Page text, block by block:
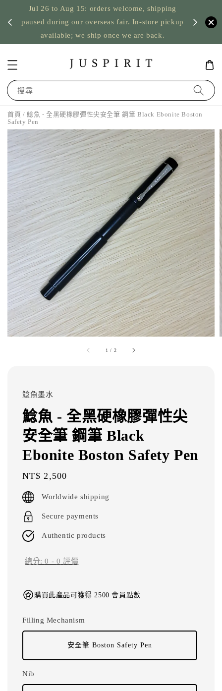
Jul 26 to Aug 15: orders welcome, shipping
paused during our overseas fair. In-store pickup
available; we ship once we are back.
US
搜尋
首頁 / 鯰魚 - 全黑硬橡膠彈性尖安全筆 鋼筆 Black Ebonite Boston
Safety Pen
1 / 2
鯰魚墨水
鯰魚 - 全黑硬橡膠彈性尖
安全筆 鋼筆 Black
Ebonite Boston Safety Pen
Regular
price
NT$ 2,500
Worldwide shipping
Secure payments
Authentic products
總分:0 - 0 評價
購買此產品可獲得 2500 會員點數
Filling Mechanism
安全筆 Boston Safety Pen
Nib